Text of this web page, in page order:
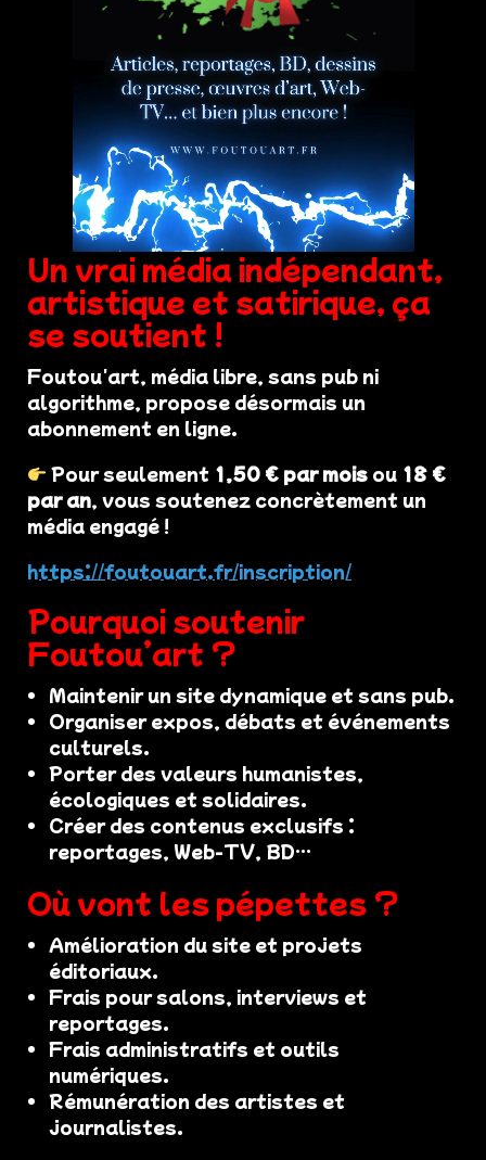
Un vrai média indépendant,
artistique et satirique, ça
se soutient !
Foutou'art, média libre, sans pub ni
algorithme, propose désormais un
abonnement en ligne.
Pour seulement 1,50 € par mois ou 18 €
par an, vous soutenez concrètement un
média engagé !
https://foutouart.fr/inscription/
Pourquoi soutenir
Foutou’art ?
Maintenir un site dynamique et sans pub.
Organiser expos, débats et événements
culturels.
Porter des valeurs humanistes,
écologiques et solidaires.
Créer des contenus exclusifs :
reportages, Web-TV, BD…
Où vont les pépettes ?
Amélioration du site et projets
éditoriaux.
Frais pour salons, interviews et
reportages.
Frais administratifs et outils
numériques.
Rémunération des artistes et
journalistes.